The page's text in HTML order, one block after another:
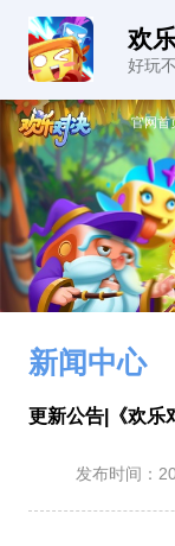
欢
好玩
官网首
新闻中心
发布时间：